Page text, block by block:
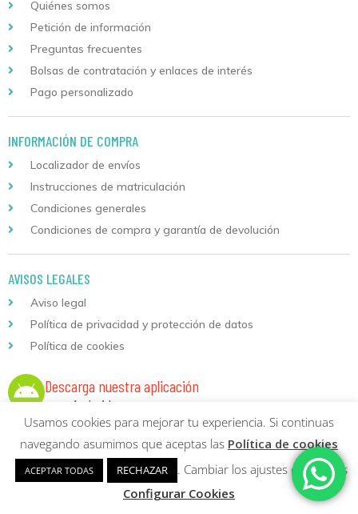
Quiénes somos
Petición de información
Preguntas frecuentes
Bolsas de contratación y enlaces de interés
Pago personalizado
INFORMACIÓN DE COMPRA
Localizador de envíos
Instrucciones de matriculación
Condiciones generales
Condiciones de compra y garantía de devolución
AVISOS LEGALES
Aviso legal
Política de privacidad y protección de datos
Política de cookies
Descarga nuestra aplicación
para Android
Copyright © 2026 Formación Continuada Logoss | Diseño weby
Usamos cookies para mejorar tu experiencia. Si continuas
navegando asumimos que aceptas las Política de cookies
ACEPTAR TODAS RECHAZAR
. Cambiar los ajustes de cookies
Configurar Cookies